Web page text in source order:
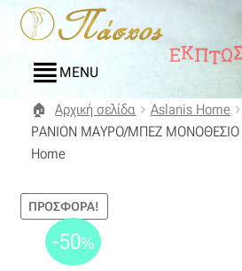
Απευθείας
μετάβαση
στην
πλοήγηση
Μετάβαση
σε
περιεχόμενο
MENU
Αρχική
Blog
Compare
Αγαπημένα
Αρχική σελίδα Aslanis Home
ΡΑΝΙΟΝ ΜΑΥΡΟ/ΜΠΕΖ ΜΟΝΟΘΕΣΙΟ
Home
ΠΡΟΣΦΟΡΆ!
-50%